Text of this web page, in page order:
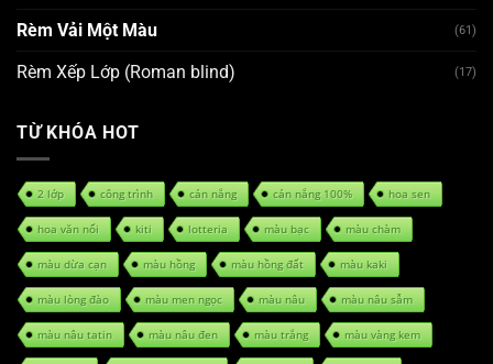
Rèm Vải Một Màu (61)
Rèm Xếp Lớp (Roman blind) (17)
TỪ KHÓA HOT
2 lớp công trình cản nắng cản nắng 100% hoa sen
hoa văn nổi kiti lotteria màu bạc màu chàm
màu dừa cạn màu hồng màu hồng đất màu kaki
màu lòng đào màu men ngọc màu nâu màu nâu sẫm
màu nâu tatin màu nâu đen màu trắng màu vàng kem